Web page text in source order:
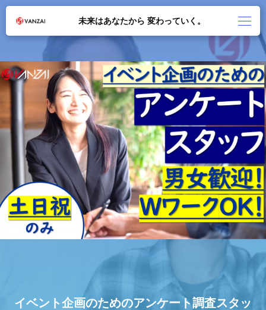
未来はあなたから 変わっていく。
イベント企画のためのアンケート調査スタッ